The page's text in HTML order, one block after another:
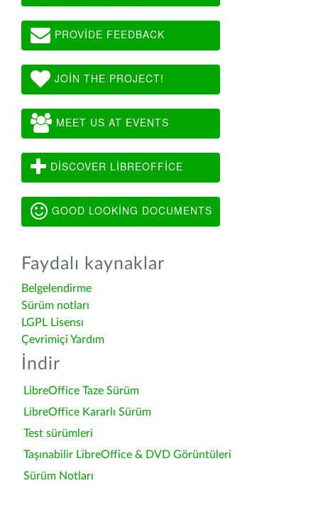
PROVIDE FEEDBACK
JOIN THE PROJECT!
MEET US AT EVENTS
DISCOVER LIBREOFFICE
GOOD LOOKING DOCUMENTS
Faydalı kaynaklar
Belgelendirme
Sürüm notları
LGPL Lisensı
Çevrimiçi Yardım
İndir
LibreOffice Taze Sürüm
LibreOffice Kararlı Sürüm
Test sürümleri
Taşınabilir LibreOffice & DVD Görüntüleri
Sürüm Notları